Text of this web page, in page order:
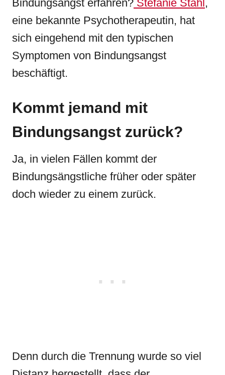
Bindungsangst erfahren? Stefanie Stahl,
eine bekannte Psychotherapeutin, hat
sich eingehend mit den typischen
Symptomen von Bindungsangst
beschäftigt.
Kommt jemand mit
Bindungsangst zurück?
Ja, in vielen Fällen kommt der
Bindungsängstliche früher oder später
doch wieder zu einem zurück.
Denn durch die Trennung wurde so viel